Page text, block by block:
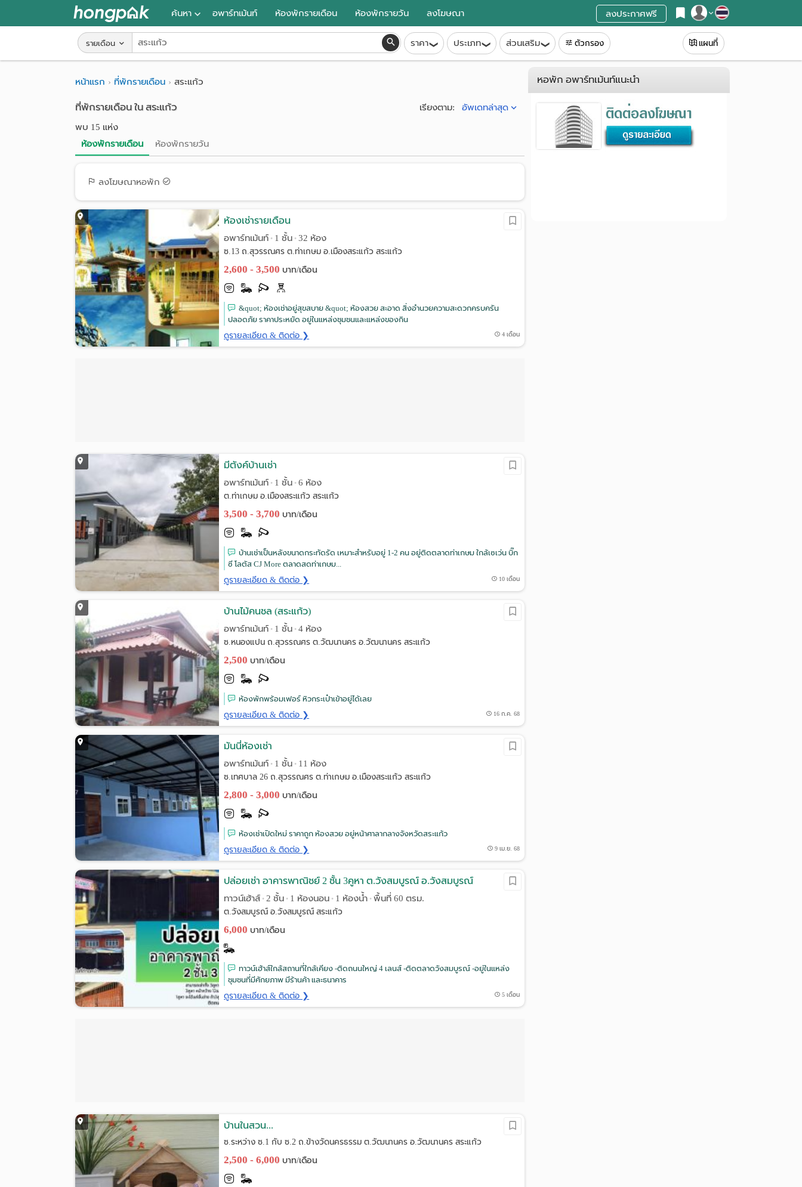
สมัครสมาชิก
เข้าสู่ระบบ
ค้นหา
ค้นจากสถานีรถไฟฟ้า
ค้นตามจังหวัด
อพาร์ทเม้นท์ ห้องพักรายเดือน ห้องพักรายวัน ลงโฆษณา ลงประกาศฟรี
รายเดือน ราคา ประเภท ส่วนเสริม ตัวกรอง แผนที่
หน้าแรก ที่พักรายเดือน สระแก้ว
ที่พักรายเดือน ใน สระแก้ว
พบ 15 แห่ง
เรียงตาม: อัพเดทล่าสุด
ห้องพักรายเดือน ห้องพักรายวัน
ลงโฆษณาหอพัก
ห้องเช่ารายเดือน
อพาร์ทเม้นท์ • 1 ชั้น • 32 ห้อง
ซ.13 ถ.สุวรรณศร ต.ท่าเกษม อ.เมืองสระแก้ว สระแก้ว
2,600 - 3,500 บาท/เดือน
&quot; ห้องเช่าอยู่สุขสบาย &quot; ห้องสวย สะอาด สิ่งอำนวยความสะดวกครบครัน
ปลอดภัย ราคาประหยัด อยู่ในแหล่งชุมชนและแหล่งของกิน
ดูรายละเอียด & ติดต่อ ❯ 4 เดือน
มีตังค์บ้านเช่า
อพาร์ทเม้นท์ • 1 ชั้น • 6 ห้อง
ต.ท่าเกษม อ.เมืองสระแก้ว สระแก้ว
3,500 - 3,700 บาท/เดือน
บ้านเช่าเป็นหลังขนาดกระทัดรัด เหมาะสำหรับอยู่ 1-2 คน อยู่ติดตลาดท่าเกษม ใกล้เซเว่น บิ๊ก
ซี โลตัส CJ More ตลาดสดท่าเกษม...
ดูรายละเอียด & ติดต่อ ❯ 10 เดือน
บ้านไม้คนชล (สระแก้ว)
อพาร์ทเม้นท์ • 1 ชั้น • 4 ห้อง
ซ.หนองแปน ถ.สุวรรณศร ต.วัฒนานคร อ.วัฒนานคร สระแก้ว
2,500 บาท/เดือน
ห้องพักพร้อมเฟอร์ หิวกระเป๋าเข้าอยู่ได้เลย
ดูรายละเอียด & ติดต่อ ❯ 16 ก.ค. 68
มันนี่ห้องเช่า
อพาร์ทเม้นท์ • 1 ชั้น • 11 ห้อง
ซ.เทศบาล 26 ถ.สุวรรณศร ต.ท่าเกษม อ.เมืองสระแก้ว สระแก้ว
2,800 - 3,000 บาท/เดือน
ห้องเช่าเปิดใหม่ ราคาถูก ห้องสวย อยู่หน้าศาลากลางจังหวัดสระแก้ว
ดูรายละเอียด & ติดต่อ ❯ 9 เม.ย. 68
ปล่อยเช่า อาคารพาณิชย์ 2 ชั้น 3คูหา ต.วังสมบูรณ์ อ.วังสมบูรณ์
ทาวน์เฮ้าส์ • 2 ชั้น • 1 ห้องนอน • 1 ห้องน้ำ • พื้นที่ 60 ตรม.
ต.วังสมบูรณ์ อ.วังสมบูรณ์ สระแก้ว
6,000 บาท/เดือน
ทาวน์เฮ้าส์ใกล้สถานที่ใกล้เคียง -ติดถนนใหญ่ 4 เลนส์ -ติดตลาดวังสมบูรณ์ -อยู่ในแหล่ง
ชุมชนที่มีศักยภาพ มีร้านค้า และธนาคาร
ดูรายละเอียด & ติดต่อ ❯ 5 เดือน
บ้านในสวน...
ซ.ระหว่าง ซ.1 กับ ซ.2 ถ.ข้างวัดนครธรรม ต.วัฒนานคร อ.วัฒนานคร สระแก้ว
2,500 - 6,000 บาท/เดือน
หอพัก อพาร์ทเม้นท์แนะนำ